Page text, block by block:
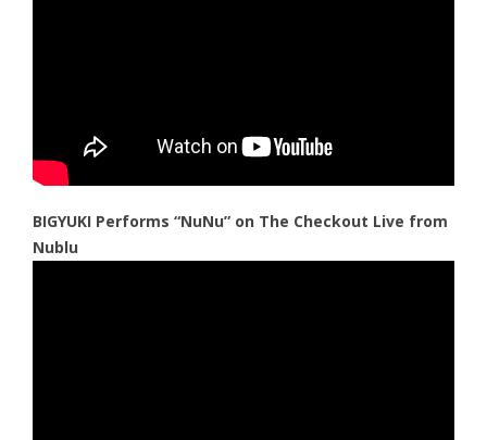
BIGYUKI Performs “NuNu” on The Checkout Live from
Nublu